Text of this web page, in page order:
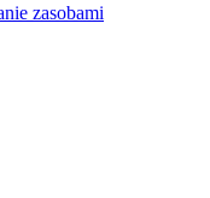
zasobami